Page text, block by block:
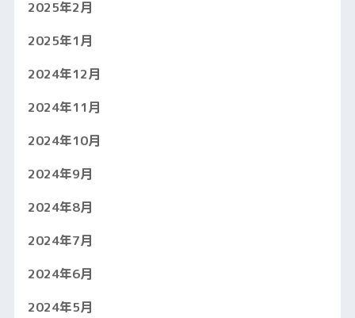
2025年2月
2025年1月
2024年12月
2024年11月
2024年10月
2024年9月
2024年8月
2024年7月
2024年6月
2024年5月